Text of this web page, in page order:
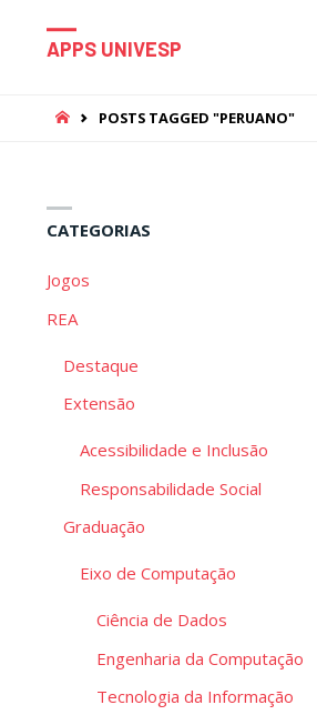
APPS UNIVESP
HOMEPOSTS TAGGED "PERUANO"
CATEGORIAS
Jogos
REA
Destaque
Extensão
Acessibilidade e Inclusão
Responsabilidade Social
Graduação
Eixo de Computação
Ciência de Dados
Engenharia da Computação
Tecnologia da Informação